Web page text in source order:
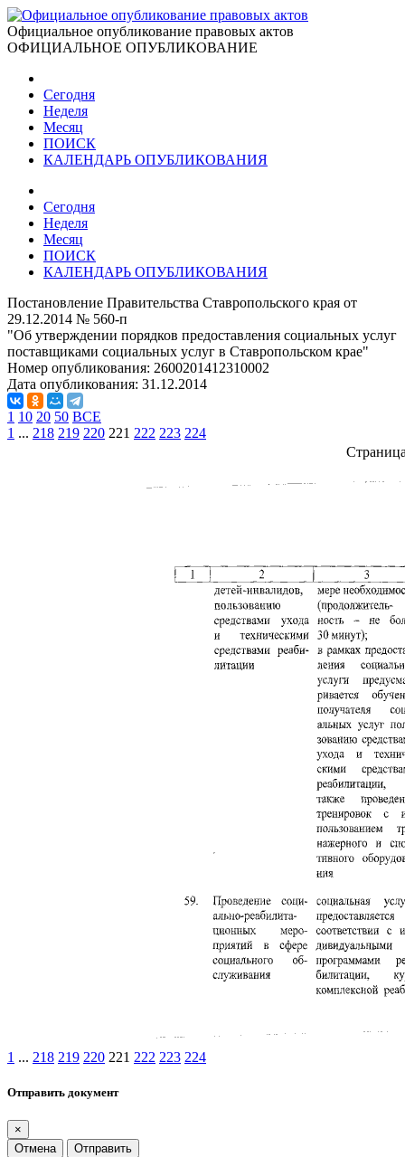
Официальное опубликование правовых актов
ОФИЦИАЛЬНОЕ ОПУБЛИКОВАНИЕ
Сегодня
Неделя
Месяц
ПОИСК
КАЛЕНДАРЬ ОПУБЛИКОВАНИЯ
Сегодня
Неделя
Месяц
ПОИСК
КАЛЕНДАРЬ ОПУБЛИКОВАНИЯ
Постановление Правительства Ставропольского края от
29.12.2014 № 560-п
"Об утверждении порядков предоставления социальных услуг
поставщиками социальных услуг в Ставропольском крае"
Номер опубликования: 2600201412310002
Дата опубликования: 31.12.2014
1 10 20 50 ВСЕ
1 ... 218 219 220 221 222 223 224
1 ... 218 219 220 221 222 223 224
Отправить документ
×
Отмена
Отправить